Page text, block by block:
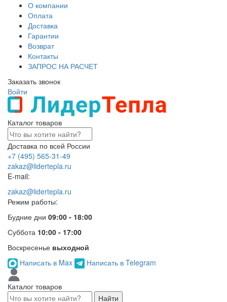
О компании
Оплата
Доставка
Гарантии
Возврат
Контакты
ЗАПРОС НА РАСЧЕТ
Заказать звонок
Войти
Каталог товаров
Доставка по всей России
+7 (495) 565-31-49
zakaz@lidertepla.ru
E-mail:
zakaz@lidertepla.ru
Режим работы:
Будние дни 09:00 - 18:00
Суббота 10:00 - 17:00
Воскресенье выходной
Написать в Max
Написать в Telegram
Каталог товаров
Найти